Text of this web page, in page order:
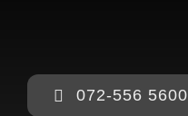
072-556 5600